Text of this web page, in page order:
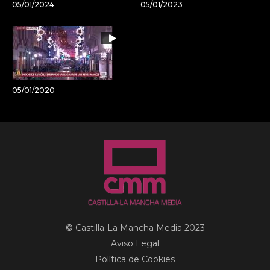
05/01/2024 05/01/2023
05/01/2020
© Castilla-La Mancha Media 2023
Aviso Legal
Política de Cookies